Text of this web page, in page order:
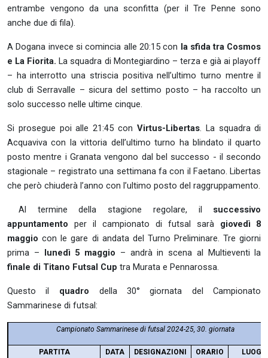
entrambe vengono da una sconfitta (per il Tre Penne sono
anche due di fila).
A Dogana invece si comincia alle 20:15 con la sfida tra Cosmos
e La Fiorita. La squadra di Montegiardino – terza e già ai playoff
– ha interrotto una striscia positiva nell’ultimo turno mentre il
club di Serravalle – sicura del settimo posto – ha raccolto un
solo successo nelle ultime cinque.
Si prosegue poi alle 21:45 con Virtus-Libertas. La squadra di
Acquaviva con la vittoria dell’ultimo turno ha blindato il quarto
posto mentre i Granata vengono dal bel successo - il secondo
stagionale – registrato una settimana fa con il Faetano. Libertas
che però chiuderà l’anno con l’ultimo posto del raggruppamento.
Al termine della stagione regolare, il successivo
appuntamento per il campionato di futsal sarà giovedì 8
maggio con le gare di andata del Turno Preliminare. Tre giorni
prima – lunedì 5 maggio – andrà in scena al Multieventi la
finale di Titano Futsal Cup tra Murata e Pennarossa.
Questo il quadro della 30° giornata del Campionato
Sammarinese di futsal:
Campionato Sammarinese di futsal 2024-25, 30. giornata
PARTITA DATA
DESIGNAZIONI
ORARIO LUOGO